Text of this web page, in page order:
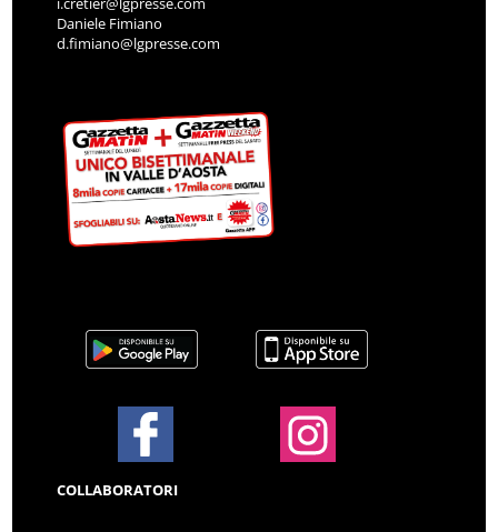
Daniele Fimiano
d.fimiano@lgpresse.com
COLLABORATORI